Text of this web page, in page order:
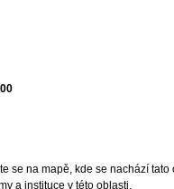
se na mapě, kde se nachází tato
a instituce v této oblasti.